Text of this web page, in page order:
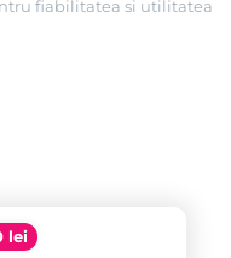
fiabilitatea si utilitatea
lei